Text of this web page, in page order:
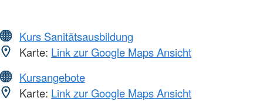
Kurs Sanitätsausbildung
Karte: Link zur Google Maps Ansicht
Kursangebote
Karte: Link zur Google Maps Ansicht